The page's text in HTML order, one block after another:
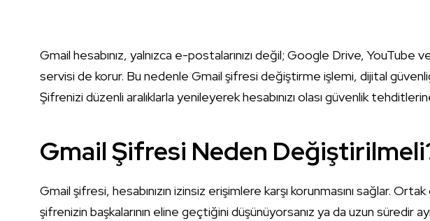
Gmail hesabınız, yalnızca e-postalarınızı değil; Google Drive,
servisi de korur. Bu nedenle Gmail şifresi değiştirme işlemi, dijital
Şifrenizi düzenli aralıklarla yenileyerek hesabınızı olası güvenlik
Gmail Şifresi Neden
Gmail şifresi, hesabınızın izinsiz erişimlere karşı korunmasını sağlar.
şifrenizin başkalarının eline geçtiğini düşünüyorsanız ya da uzun süredir